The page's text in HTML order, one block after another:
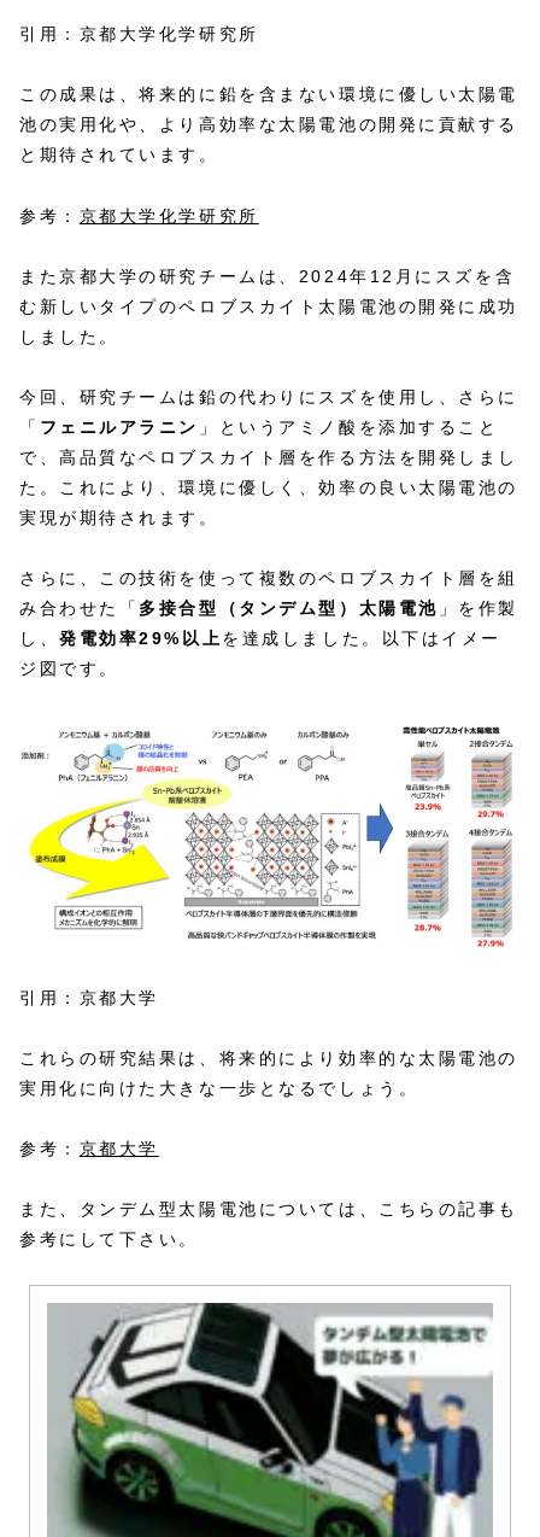
引用：京都大学化学研究所
この成果は、将来的に鉛を含まない環境に優しい太陽電
池の実用化や、より高効率な太陽電池の開発に貢献する
と期待されています。
参考： 京都大学化学研究所
また京都大学の研究チームは、2024年12月にスズを含
む新しいタイプのペロブスカイト太陽電池の開発に成功
しました。 ​
今回、研究チームは鉛の代わりにスズを使用し、さらに
「 フェニルアラニン 」というアミノ酸を添加すること
で、高品質なペロブスカイト層を作る方法を開発しまし
た。​これにより、環境に優しく、効率の良い太陽電池の
実現が期待されます。
さらに、この技術を使って複数のペロブスカイト層を組
み合わせた「 多接合型（タンデム型）太陽電池 」を作製
し、発電効率29%以上を達成しました。​以下はイメー
ジ図です。
引用：京都大学
これらの研究結果は、将来的により効率的な太陽電池の
実用化に向けた大きな一歩となるでしょう。
参考： 京都大学
また、タンデム型太陽電池については、こちらの記事も
参考にして下さい。